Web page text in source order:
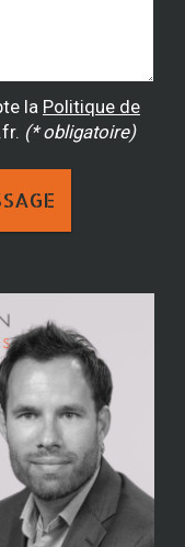
la Politique de
(* obligatoire)